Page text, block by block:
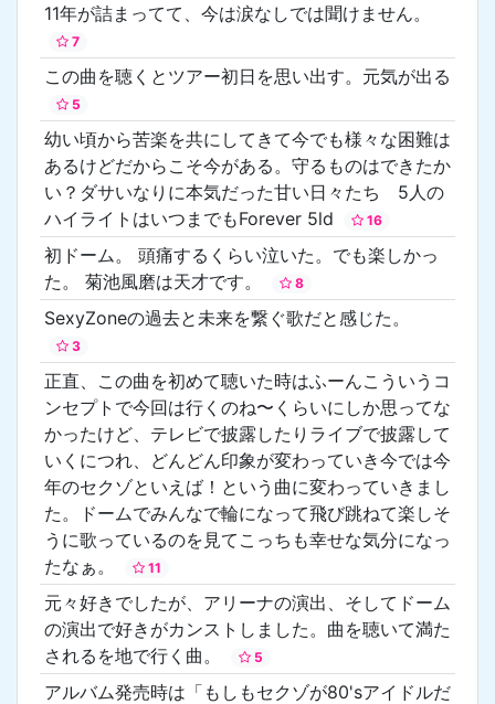
11年が詰まってて、今は涙なしでは聞けません。
7
この曲を聴くとツアー初日を思い出す。元気が出る
5
幼い頃から苦楽を共にしてきて今でも様々な困難は
あるけどだからこそ今がある。守るものはできたか
い？ダサいなりに本気だった甘い日々たち 5人の
ハイライトはいつまでもForever 5ld
16
初ドーム。 頭痛するくらい泣いた。でも楽しかっ
た。 菊池風磨は天才です。
8
SexyZoneの過去と未来を繋ぐ歌だと感じた。
3
正直、この曲を初めて聴いた時はふーんこういうコ
ンセプトで今回は行くのね〜くらいにしか思ってな
かったけど、テレビで披露したりライブで披露して
いくにつれ、どんどん印象が変わっていき今では今
年のセクゾといえば！という曲に変わっていきまし
た。ドームでみんなで輪になって飛び跳ねて楽しそ
うに歌っているのを見てこっちも幸せな気分になっ
たなぁ。
11
元々好きでしたが、アリーナの演出、そしてドーム
の演出で好きがカンストしました。曲を聴いて満た
されるを地で行く曲。
5
アルバム発売時は「もしもセクゾが80'sアイドルだ